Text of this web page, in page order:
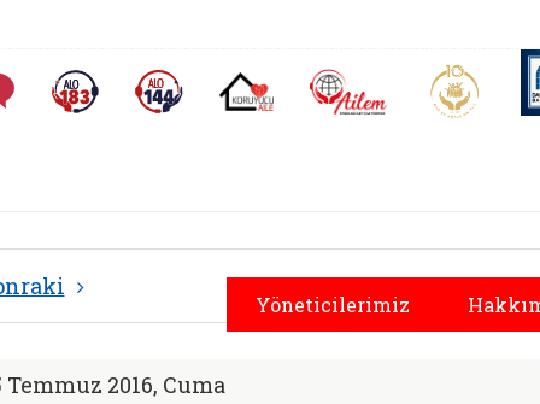
Sıkça Sorulan SorularAlo 183 (yeni sekmede açılır)Alo 144 (yeni sekmede açılır)Koruyucu Aile (yeni sekmede açılır)
AİLEM İletişim Aile ve
Yöneticilerimiz
Hizmetler İl
Temmuz 2016, Cuma